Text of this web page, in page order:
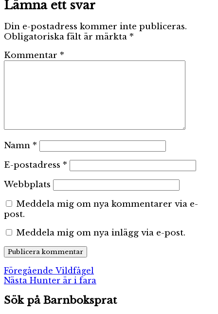
Lämna ett svar
Din e-postadress kommer inte publiceras.
Obligatoriska fält är märkta *
Kommentar *
Namn *
E-postadress *
Webbplats
Meddela mig om nya kommentarer via e-
post.
Meddela mig om nya inlägg via e-post.
Inläggsnavigering
Föregående Föregående
inlägg:
Vildfågel
Nästa Nästa
Hunter är i fara
Sök på Barnboksprat